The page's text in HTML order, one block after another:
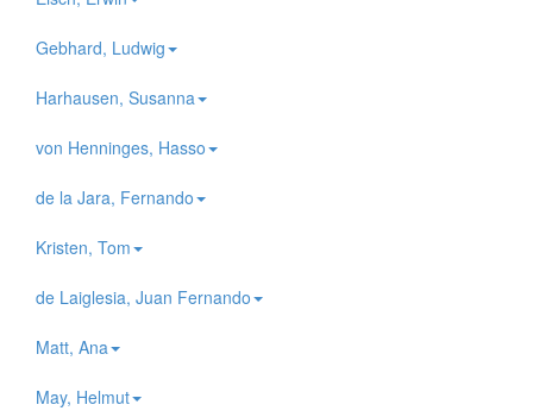
Gebhard, Ludwig
Harhausen, Susanna
von Henninges, Hasso
de la Jara, Fernando
Kristen, Tom
de Laiglesia, Juan Fernando
Matt, Ana
May, Helmut